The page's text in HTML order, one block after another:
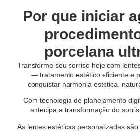
Por que iniciar
porcelana
Transforme seu sorriso hoje com
— tratamento estético eficiente e
conquistar harmonia estética,
Com tecnologia de planejamento
antecipa a transformação do
As lentes estéticas personalizadas